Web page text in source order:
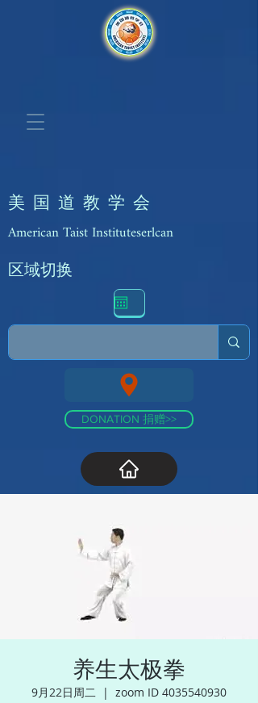
美 国 道 教 学 会
American Taist Instituteserlcan
区域切换
DONATION 捐赠>>
养生太极拳
9月22日周二
  |
zoom ID 4035540930